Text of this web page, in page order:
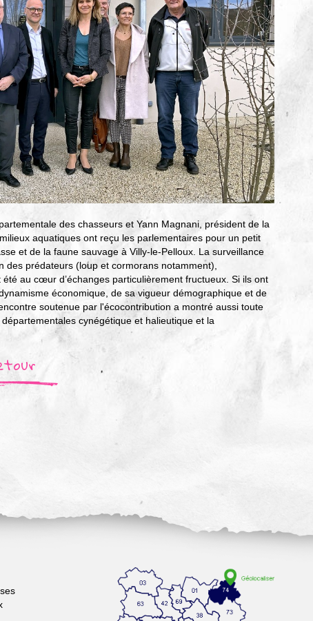
des chasseurs et Yann Magnani, président de la
aquatiques ont reçu les parlementaires pour un petit
et de la faune sauvage à Villy-le-Pelloux. La surveillance
prédateurs (loup et cormorans notamment),
au cœur d’échanges particulièrement fructueux. Si ils ont
économique, de sa vigueur démographique et de
soutenue par l'écocontribution a montré aussi toute
cynégétique et halieutique et la